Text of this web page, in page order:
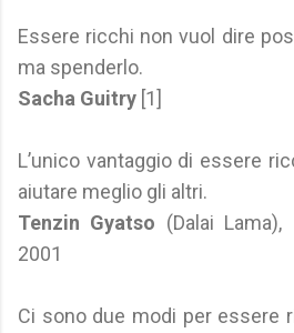
Essere ricchi non vuol dire
ma spenderlo.
Sacha Guitry [1]
L’unico vantaggio di essere
aiutare meglio gli altri.
Tenzin Gyatso (Dalai
2001
Ci sono due modi per essere